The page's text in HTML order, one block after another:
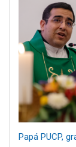
Papá PUCP,